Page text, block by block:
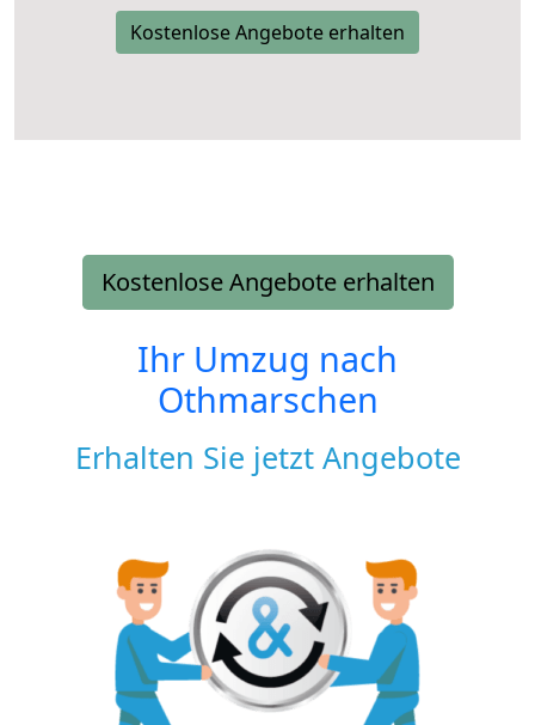
Kostenlose Angebote erhalten
Kostenlose Angebote erhalten
Ihr Umzug nach
Othmarschen
Erhalten Sie jetzt Angebote